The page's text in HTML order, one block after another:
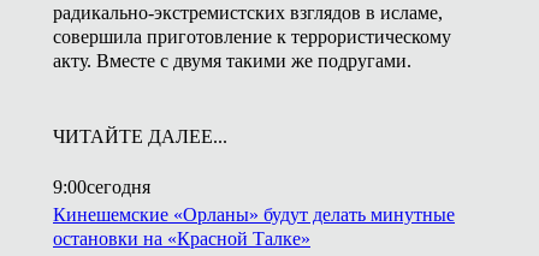
радикально-экстремистских взглядов в исламе,
совершила приготовление к террористическому
акту. Вместе с двумя такими же подругами.
ЧИТАЙТЕ ДАЛЕЕ...
9:00сегодня
Кинешемские «Орланы» будут делать минутные
остановки на «Красной Талке»